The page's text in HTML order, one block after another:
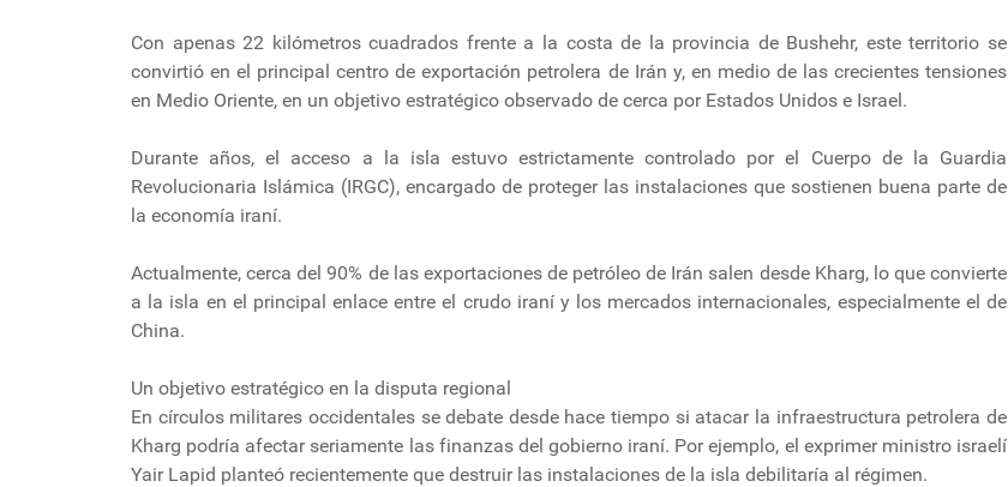
Con apenas 22 kilómetros cuadrados frente a la costa de la provincia de Bushehr, este territorio se
convirtió en el principal centro de exportación petrolera de Irán y, en medio de las crecientes tensiones
en Medio Oriente, en un objetivo estratégico observado de cerca por Estados Unidos e Israel.
Durante años, el acceso a la isla estuvo estrictamente controlado por el Cuerpo de la Guardia
Revolucionaria Islámica (IRGC), encargado de proteger las instalaciones que sostienen buena parte de
la economía iraní.
Actualmente, cerca del 90% de las exportaciones de petróleo de Irán salen desde Kharg, lo que convierte
a la isla en el principal enlace entre el crudo iraní y los mercados internacionales, especialmente el de
China.
Un objetivo estratégico en la disputa regional
En círculos militares occidentales se debate desde hace tiempo si atacar la infraestructura petrolera de
Kharg podría afectar seriamente las finanzas del gobierno iraní. Por ejemplo, el exprimer ministro israelí
Yair Lapid planteó recientemente que destruir las instalaciones de la isla debilitaría al régimen.